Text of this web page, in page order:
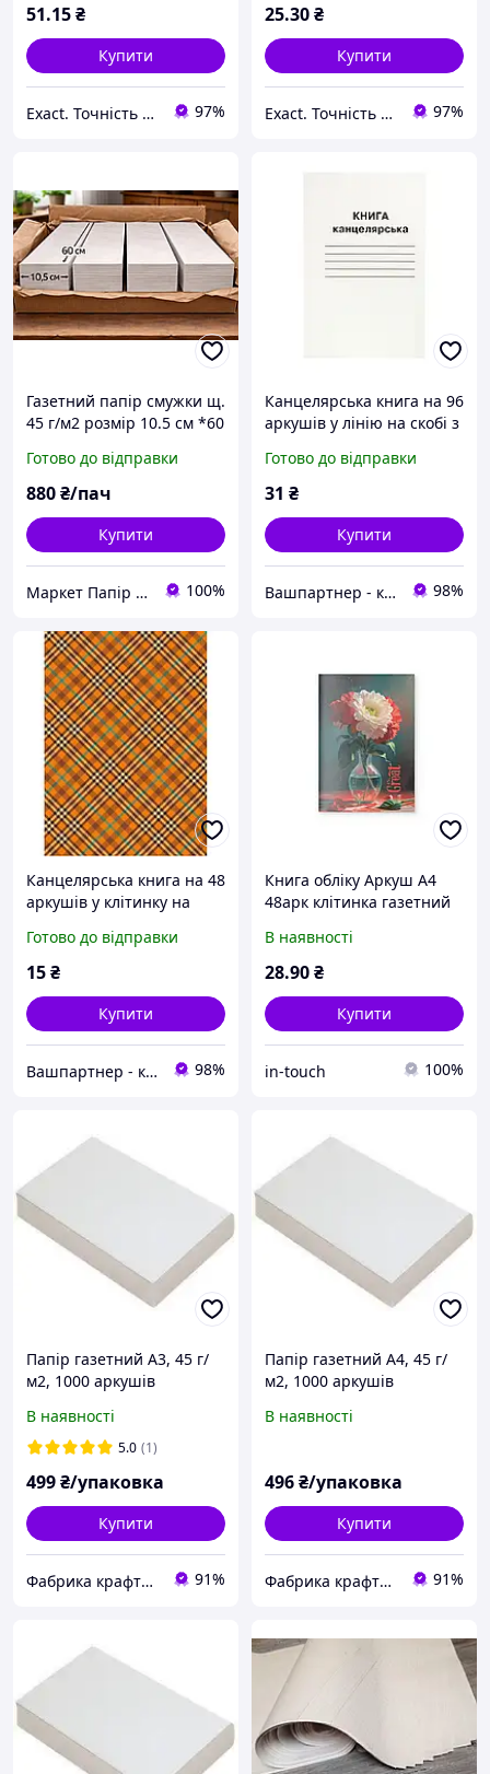
51.15₴
Купити
Exact. Точність у роботі. Свобода у творчості. 97%
25.30₴
Купити
Exact. Точність у роботі. Свобода у творчості. 97%
Газетний папір смужки щ.
45 г/м2 розмір 10.5 см *60
Готово до відправки
880₴/пач
Купити
Маркет Папір та Іграшки 100%
Канцелярська книга на 96
аркушів у лінію на скобі з
та газетним папером, ТМ
Brisk
Готово до відправки
31 ₴
Купити
Вашпартнер - канцтовари, іграшки та дитяча книга, побутова хімія 98%
Канцелярська книга на 48
аркушів у клітинку на
обкладинкою на
газетному папері, ТМ
Готово до відправки
15₴
Купити
Вашпартнер - канцтовари, іграшки та дитяча книга, побутова хімія 98%
Книга обліку Аркуш А4
48арк клітинка газетний
В наявності
28.90₴
Купити
in-touch 100%
Папір газетний А3, 45 г/
м2, 1000 аркушів
В наявності
5.0 (1)
499₴/упаковка
Купити
Фабрика крафту: крафт папір та пакування, обладнання для архівації документів 91%
Папір газетний А4, 45 г/
м2, 1000 аркушів
В наявності
496₴/упаковка
Купити
Фабрика крафту: крафт папір та пакування, обладнання для архівації документів 91%